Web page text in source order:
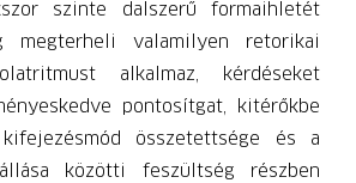
szinte dalszerű formaihletét
megterheli valamilyen retorikai
alkalmaz, kérdéseket
pontosítgat, kitérőkbe
összetettsége és a
közötti feszültség részben